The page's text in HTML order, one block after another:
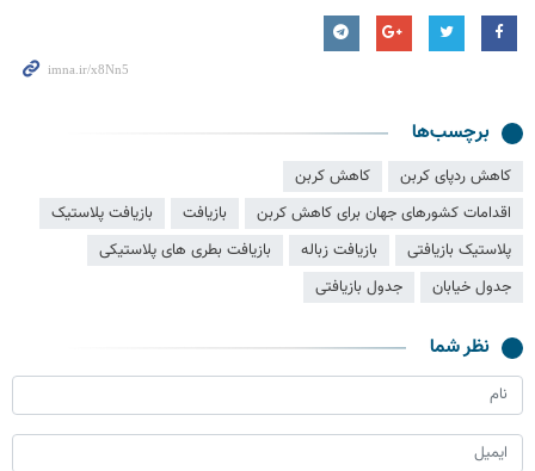
برچسب‌ها
کاهش ردپای کربن
کاهش کربن
اقدامات کشورهای جهان برای کاهش کربن
بازیافت
بازیافت پلاستیک
پلاستیک بازیافتی
بازیافت زباله
بازیافت بطری های پلاستیکی
جدول خیابان
جدول بازیافتی
نظر شما